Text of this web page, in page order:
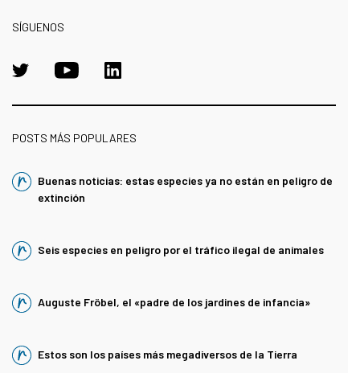
SÍGUENOS
POSTS MÁS POPULARES
Buenas noticias: estas especies ya no están en peligro de
extinción
Seis especies en peligro por el tráfico ilegal de animales
Auguste Fröbel, el «padre de los jardines de infancia»
Estos son los países más megadiversos de la Tierra